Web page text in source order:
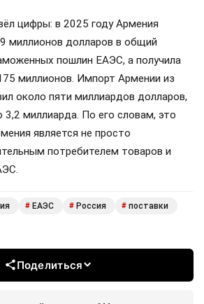
цифры: в 2025 году Армения
миллионов долларов в общий
пошлин ЕАЭС, а получила
миллионов. Импорт Армении из
около пяти миллиардов долларов,
3,2 миллиарда. По его словам, это
является не просто
потребителем товаров и
# ЕАЭС # Россия # поставки
Поделиться